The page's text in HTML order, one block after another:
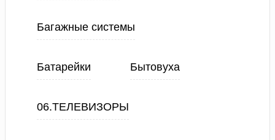
Багажные системы
Батарейки Бытовуха
06.ТЕЛЕВИЗОРЫ